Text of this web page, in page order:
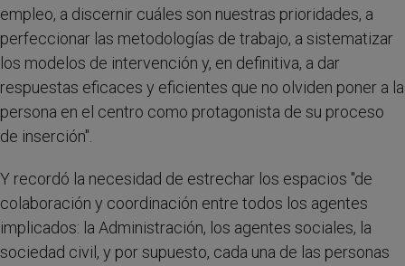
empleo, a discernir cuáles son nuestras prioridades, a
perfeccionar las metodologías de trabajo, a sistematizar
los modelos de intervención y, en definitiva, a dar
respuestas eficaces y eficientes que no olviden poner a la
persona en el centro como protagonista de su proceso
de inserción".
Y recordó la necesidad de estrechar los espacios "de
colaboración y coordinación entre todos los agentes
implicados: la Administración, los agentes sociales, la
sociedad civil, y por supuesto, cada una de las personas